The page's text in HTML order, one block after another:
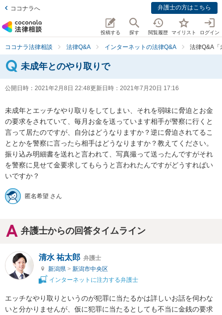
ココナラへ 弁護士の方はこちら
投稿する 探す 閲覧履歴 マイリスト ログイン
ココナラ法律相談 法律Q&A インターネットの法律Q&A 法律Q&A「
未成年とのやり取りで
公開日時： 2021年2月8日 22:48更新日時： 2021年7月20日 17:16
未成年とエッチなやり取りをしてしまい、それを弱味に脅迫とお金
の要求をされていて、毎月お金を送っています相手が警察に行くと
言って居たのですが、自分はどうなりますか？逆に脅迫されてるこ
ととかを警察に言ったら相手はどうなりますか？教えてください。
振り込み明細書を送れと言われて、写真撮って送ったんですがそれ
を警察に見せて金要求してもらうと言われたんですがどうすればい
いですか？
匿名希望 さん
弁護士からの回答タイムライン
清水 祐太郎 弁護士
新潟県 > 新潟市中央区
インターネットに注力する弁護士
エッチなやり取りというのが犯罪に当たるかは詳しいお話を伺わな
いと分かりませんが、仮に犯罪に当たるとしても不当に金銭の要求